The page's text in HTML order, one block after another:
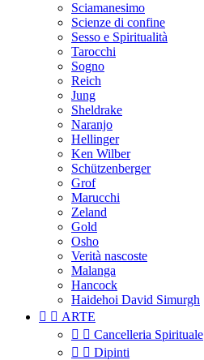
Sciamanesimo
Scienze di confine
Sesso e Spiritualità
Tarocchi
Sogno
Reich
Jung
Sheldrake
Naranjo
Hellinger
Ken Wilber
Schützenberger
Grof
Marucchi
Zeland
Gold
Osho
Verità nascoste
Malanga
Hancock
Haidehoi David Simurgh
  ARTE
  Cancelleria Spirituale
  Dipinti